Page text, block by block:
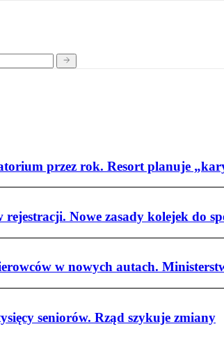
przez rok. Resort planuje
Nowe zasady kolejek do
w nowych autach.
seniorów. Rząd szykuje zmiany